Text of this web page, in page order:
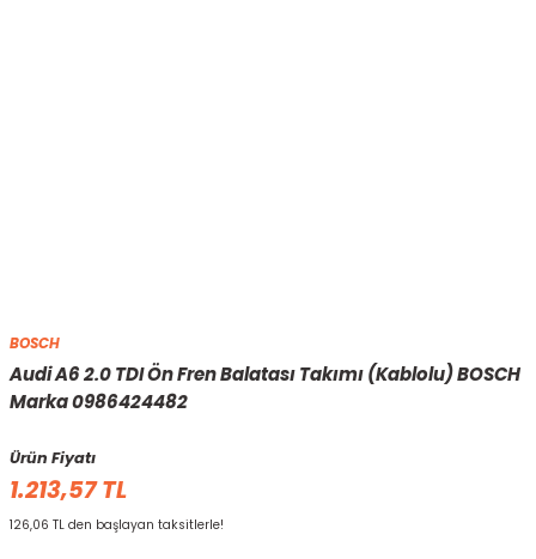
BOSCH
Audi A6 2.0 TDI Ön Fren Balatası Takımı (Kablolu) BOSCH
Marka 0986424482
Ürün Fiyatı
1.213,57 TL
126,06 TL den başlayan taksitlerle!